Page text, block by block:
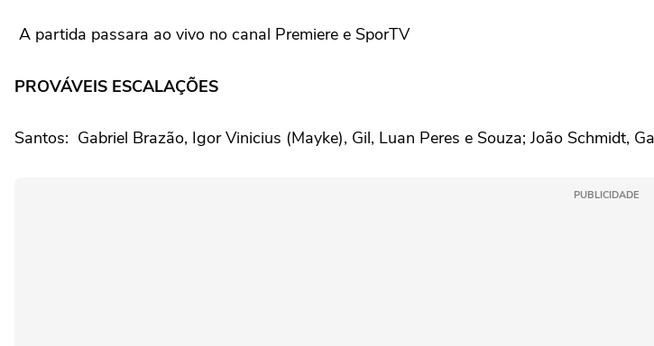
A partida passara ao vivo no canal Premiere e SporTV
PROVÁVEIS ESCALAÇÕES
Santos: Gabriel Brazão, Igor Vinicius (Mayke), Gil, Luan Peres e Souza; João Schmidt,
PUBLICIDADE